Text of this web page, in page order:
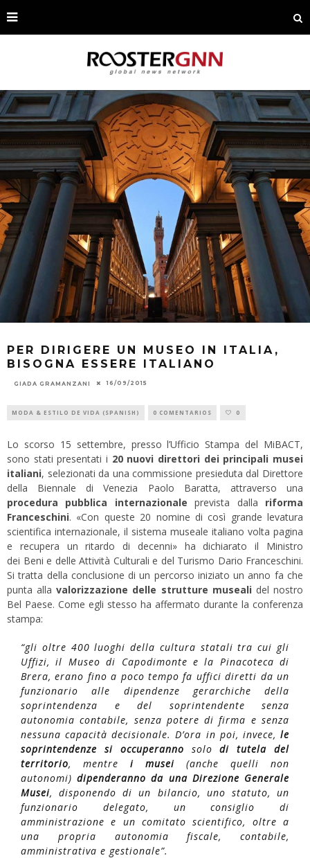
PER DIRIGERE UN MUSEO IN ITALIA,
BISOGNA ESSERE ITALIANO
GIADA GRAMANZANI 16/09/2015
MODA & ESTILO DE VIDA (SPANISH) 0 COMENTARIOS 0
Lo scorso 15 settembre, presso l’Ufficio Stampa del MiBACT,
sono stati presentati i 20 nuovi direttori dei principali musei
italiani, selezionati da una commissione presieduta dal Direttore
della Biennale di Venezia Paolo Baratta, attraverso una
procedura pubblica internazionale prevista dalla riforma
Franceschini. «Con queste 20 nomine di così grande levatura
scientifica internazionale, il sistema museale italiano volta pagina
e recupera un ritardo di decenni» ha dichiarato il Ministro
dei Beni e delle Attività Culturali e del Turismo Dario Franceschini.
Si tratta della conclusione di un percorso iniziato un anno fa che
punta allavalorizzazione delle strutture museali del nostro
Bel Paese. Come egli stesso ha affermato durante la conferenza
stampa:
“gli oltre 400 luoghi della cultura statali tra cui gli
Uffizi, il Museo di Capodimonte e la Pinacoteca di
Brera, erano fino a poco tempo fa uffici diretti da un
funzionario alle dipendenze gerarchiche della
soprintendenza e del soprintendente senza
autonomia contabile, senza potere di firma e senza
nessuna capacità decisionale. D’ora in poi, invece, le
soprintendenze si occuperanno solodi tutela del
territorio, mentre i musei (anche quelli non
autonomi)dipenderanno da una Direzione Generale
Musei, disponendo di un bilancio, uno statuto, un
funzionario delegato, un consiglio di
amministrazione e un comitato scientifico, oltre a
una propria autonomia fiscale, contabile,
amministrativa e gestionale”.